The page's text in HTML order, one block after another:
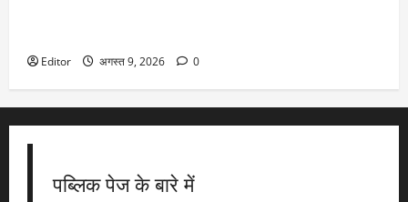
Editor अगस्त 9, 2026 0
पब्लिक पेज के बारे में